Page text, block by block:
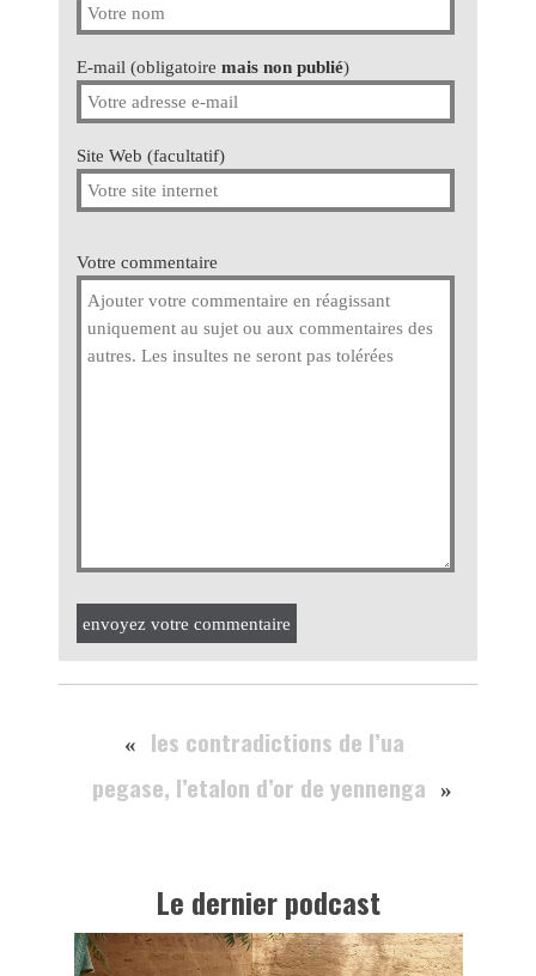
E-mail (obligatoire mais non publié)
Site Web (facultatif)
Votre commentaire
envoyez votre commentaire
«
les contradictions de l’ua
pegase, l’etalon d’or de yennenga
»
Le dernier podcast